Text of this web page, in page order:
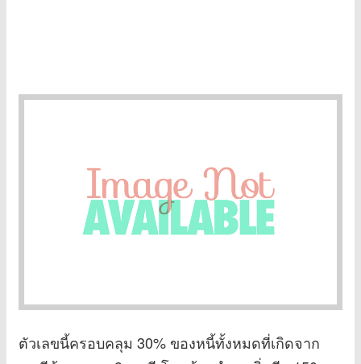
ตัวเลขนี้ครอบคลุม 30% ของหนี้ทั้งหมดที่เกิดจาก